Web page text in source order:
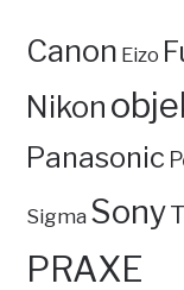
Canon Eizo
Nikon
Panasonic
Sigma Sony
PRAXE